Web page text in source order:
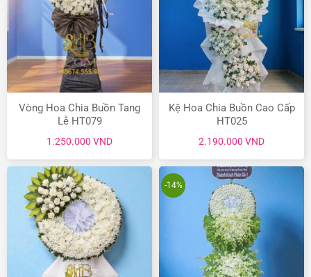
Vòng Hoa Chia Buồn Tang
Lễ HT079
1.250.000 VND
Kệ Hoa Chia Buồn Cao Cấp
HT025
2.190.000 VND
-14%